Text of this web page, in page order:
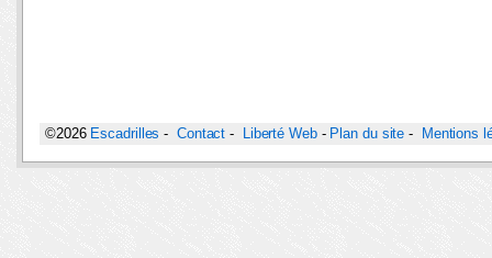
©2026 Escadrilles - Contact - Liberté Web- Plan du site - Mentions